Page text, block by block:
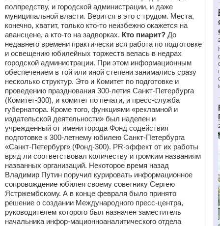
полпредству, и городской администрации, и даже
муниципальной власти. Верится в это с трудом. Места,
конечно, хватит, только кто-то неизбежно окажется на
авансцене, а кто-то на задворках. Кто пиарит? До
недавнего времени практически вся работа по подготовке
и освещению юбилейных торжеств велась в недрах
городской администрации. При этом информационным
обеспечением в той или иной степени занимались сразу
несколько структур. Это и Комитет по подготовке и
проведению празднования 300-летия Санкт-Петербурга
(Комитет-300), и комитет по печати, и пресс-служба
губернатора. Кроме того, функциями «рекламной и
издательской деятельности» был наделен и
учрежденный от имени города Фонд содействия
подготовке к 300-летнему юбилею Санкт-Петербурга
«Санкт-Петербург» (Фонд-300). PR-эффект от их работы
вряд ли соответствовал количеству и громким названиям
названных организаций. Некоторое время назад
Владимир Путин поручил курировать информационное
сопровождение юбилея своему советнику Сергею
Ястржембскому. А в конце февраля было принято
решение о создании Международного пресс-центра,
руководителем которого был назначен заместитель
начальника инфор-мационноаналитического отдела